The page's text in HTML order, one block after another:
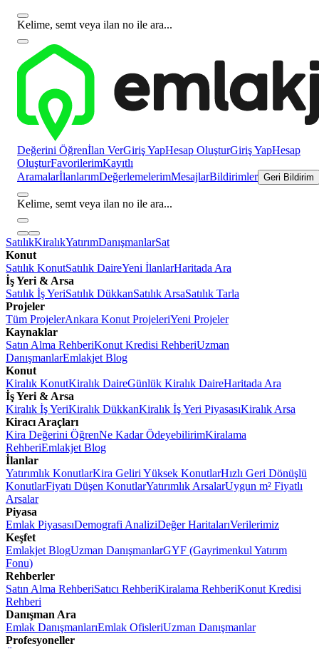
Kelime, semt veya ilan no ile ara...
Değerini Öğrenİlan VerGiriş YapHesap OluşturGiriş YapHesap
OluşturFavorilerimKayıtlı
AramalarİlanlarımDeğerlemelerimMesajlarBildirimler Geri Bildirim
Kelime, semt veya ilan no ile ara...
SatılıkKiralıkYatırımDanışmanlarSat
Konut
Satılık KonutSatılık DaireYeni İlanlarHaritada Ara
İş Yeri & Arsa
Satılık İş YeriSatılık DükkanSatılık ArsaSatılık Tarla
Projeler
Tüm ProjelerAnkara Konut ProjeleriYeni Projeler
Kaynaklar
Satın Alma RehberiKonut Kredisi RehberiUzman
DanışmanlarEmlakjet Blog
Konut
Kiralık KonutKiralık DaireGünlük Kiralık DaireHaritada Ara
İş Yeri & Arsa
Kiralık İş YeriKiralık DükkanKiralık İş Yeri PiyasasıKiralık Arsa
Kiracı Araçları
Kira Değerini ÖğrenNe Kadar ÖdeyebilirimKiralama
RehberiEmlakjet Blog
İlanlar
Yatırımlık KonutlarKira Geliri Yüksek KonutlarHızlı Geri Dönüşlü
KonutlarFiyatı Düşen KonutlarYatırımlık ArsalarUygun m² Fiyatlı
Arsalar
Piyasa
Emlak PiyasasıDemografi AnaliziDeğer HaritalarıVerilerimiz
Keşfet
Emlakjet BlogUzman DanışmanlarGYF (Gayrimenkul Yatırım
Fonu)
Rehberler
Satın Alma RehberiSatıcı RehberiKiralama RehberiKonut Kredisi
Rehberi
Danışman Ara
Emlak DanışmanlarıEmlak OfisleriUzman Danışmanlar
Profesyoneller